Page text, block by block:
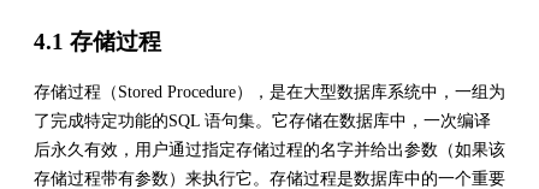
4.1 存储过程
存储过程（Stored Procedure），是在大型数据库系统中，一组为
了完成特定功能的SQL 语句集。它存储在数据库中，一次编译
后永久有效，用户通过指定存储过程的名字并给出参数（如果该
存储过程带有参数）来执行它。存储过程是数据库中的一个重要